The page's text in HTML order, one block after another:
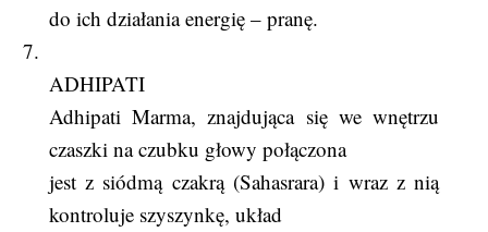
do ich działania energię – pranę.
7.
ADHIPATI
Adhipati Marma, znajdująca się we wnętrzu
czaszki na czubku głowy połączona
jest z siódmą czakrą (Sahasrara) i wraz z nią
kontroluje szyszynkę, układ